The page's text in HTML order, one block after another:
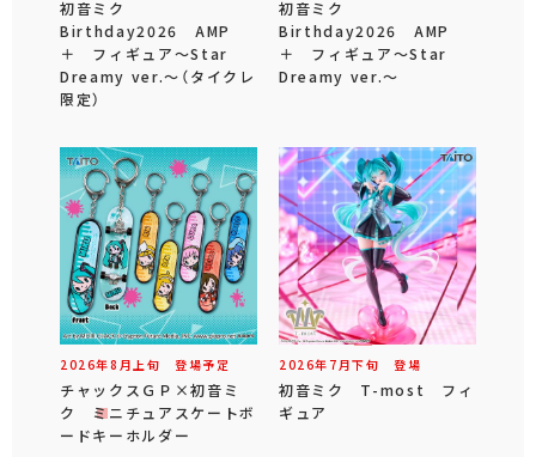
初音ミク
Birthday2026 AMP
＋ フィギュア～Star
Dreamy ver.～（タイクレ
限定）
初音ミク
Birthday2026 AMP
＋ フィギュア～Star
Dreamy ver.～
2026年8 月 上旬 登場予定
チャックスＧＰ×初音ミ
ク ミニチュアスケートボ
ードキーホルダー
2026年 7 月下旬 登場
初音ミク T-most フィ
ギュア